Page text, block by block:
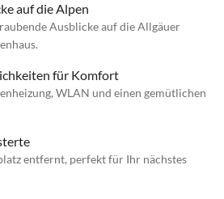
auf die Alpen
Ausblicke auf die Allgäuer
für Komfort
WLAN und einen gemütlichen
entfernt, perfekt für Ihr nächstes